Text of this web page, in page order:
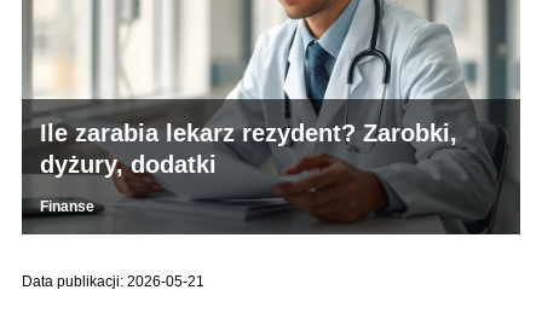
Ile zarabia lekarz rezydent? Zarobki,
dyżury, dodatki
Finanse
Data publikacji: 2026-05-21